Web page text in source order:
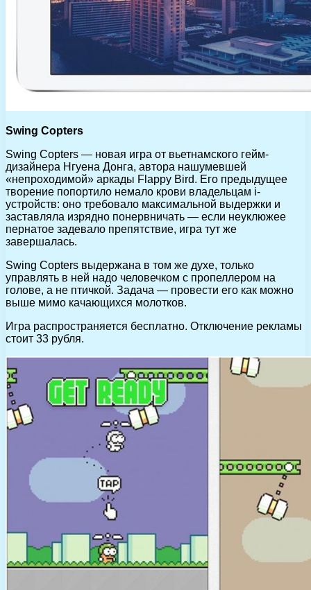
Swing Copters
Swing Copters — новая игра от вьетнамского гейм-
дизайнера Нгуена Донга, автора нашумевшей
«непроходимой» аркады Flappy Bird. Его предыдущее
творение попортило немало крови владельцам i-
устройств: оно требовало максимальной выдержки и
заставляла изрядно понервничать — если неуклюжее
пернатое задевало препятствие, игра тут же
завершалась.
Swing Copters выдержана в том же духе, только
управлять в ней надо человечком с пропеллером на
голове, а не птичкой. Задача — провести его как можно
выше мимо качающихся молотков.
Игра распространяется бесплатно. Отключение рекламы
стоит 33 рубля.